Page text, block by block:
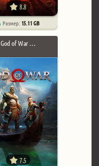
8.8
Размер: 15.11 GB
God of War …
7.5